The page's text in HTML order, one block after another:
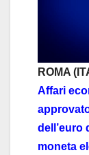
ROMA
Affari
dell’euro
moneta